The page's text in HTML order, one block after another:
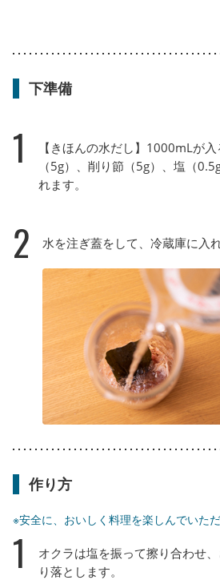
下準備
1
【きほんの水だし】1000mLが
（5g）、削り節（5g）、塩（
れます。
2 水を注ぎ蓋をして、冷蔵庫に入
作り方
※安全に、おいしく料理を楽しんでいた
1
オクラは塩を振って擦り合わせ
り落とします。